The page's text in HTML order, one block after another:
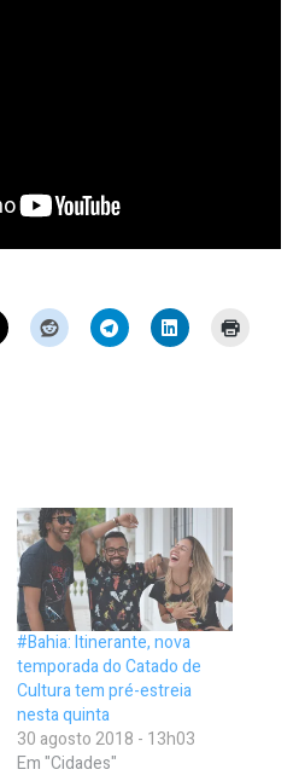
#Bahia: Itinerante, nova
temporada do Catado de
Cultura tem pré-estreia
nesta quinta
30 agosto 2018 - 13h03
Em "Cidades"